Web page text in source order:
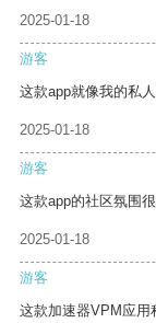
2025-01-18
游客
这款app就像我的私
2025-01-18
游客
这款app的社区氛围
2025-01-18
游客
这款加速器VPM应用